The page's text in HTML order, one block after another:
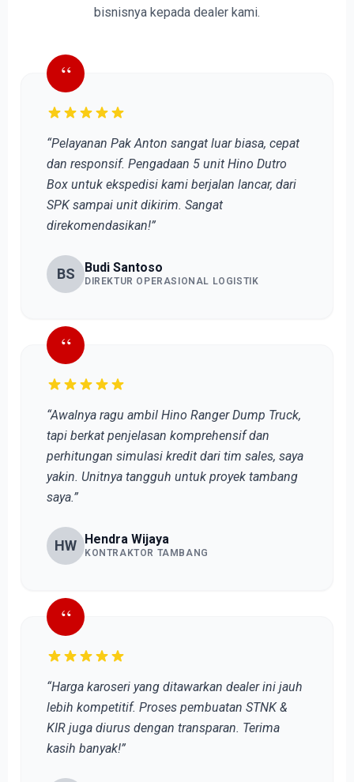
bisnisnya kepada dealer kami.
“
“Pelayanan Pak Anton sangat luar biasa, cepat
dan responsif. Pengadaan 5 unit Hino Dutro
Box untuk ekspedisi kami berjalan lancar, dari
SPK sampai unit dikirim. Sangat
direkomendasikan!”
BS Budi Santoso
DIREKTUR OPERASIONAL LOGISTIK
“
“Awalnya ragu ambil Hino Ranger Dump Truck,
tapi berkat penjelasan komprehensif dan
perhitungan simulasi kredit dari tim sales, saya
yakin. Unitnya tangguh untuk proyek tambang
saya.”
HW Hendra Wijaya
KONTRAKTOR TAMBANG
“
“Harga karoseri yang ditawarkan dealer ini jauh
lebih kompetitif. Proses pembuatan STNK &
KIR juga diurus dengan transparan. Terima
kasih banyak!”